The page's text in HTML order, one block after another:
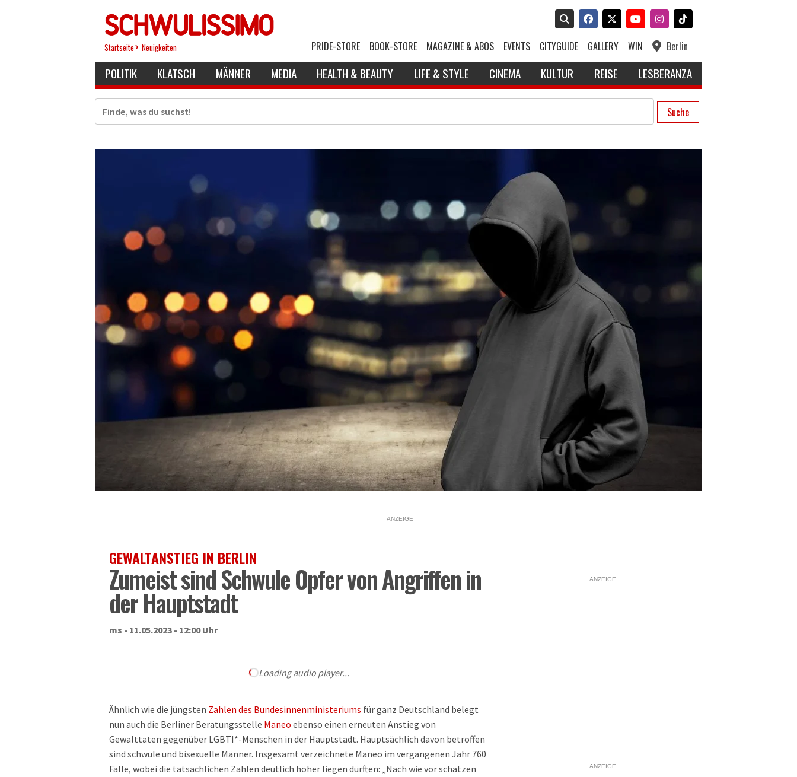
Startseite Neuigkeiten PRIDE-STORE BOOK-STORE MAGAZINE & ABOS EVENTS CITYGUIDE GALLERY WIN Berlin
POLITIK KLATSCH MÄNNER MEDIA HEALTH & BEAUTY LIFE & STYLE CINEMA KULTUR REISE LESBERANZA
Suche
ANZEIGE
GEWALTANSTIEG IN BERLIN
Zumeist sind Schwule Opfer von Angriffen in
der Hauptstadt
ms - 11.05.2023 - 12:00 Uhr
Loading audio player...
Ähnlich wie die jüngsten Zahlen des Bundesinnenministeriums für ganz Deutschland belegt
nun auch die Berliner Beratungsstelle Maneo ebenso einen erneuten Anstieg von
Gewalttaten gegenüber LGBTI*-Menschen in der Hauptstadt. Hauptsächlich davon betroffen
sind schwule und bisexuelle Männer. Insgesamt verzeichnete Maneo im vergangenen Jahr 760
Fälle, wobei die tatsächlichen Zahlen deutlich höher liegen dürften: „Nach wie vor schätzen
ANZEIGE
ANZEIGE